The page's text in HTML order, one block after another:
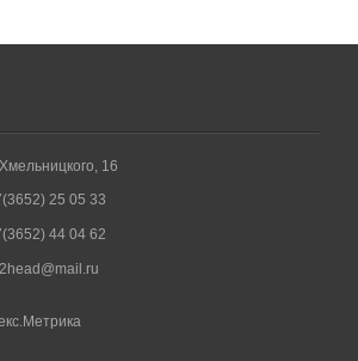
16
25 05 33
44 04 62